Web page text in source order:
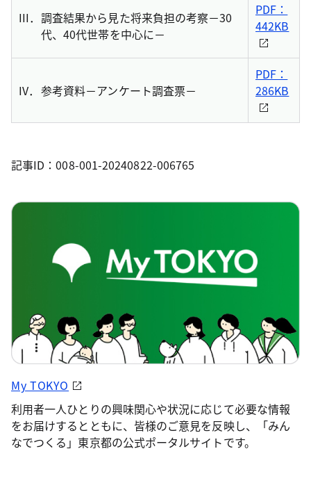
III． 調査結果から見た将来負担の考察－30
代、40代世帯を中心に－
PDF：
442KB
IV． 参考資料－アンケート調査票－
PDF：
286KB
記事ID：008-001-20240822-006765
My TOKYO
利用者一人ひとりの興味関心や状況に応じて必要な情報
をお届けするとともに、皆様のご意見を反映し、「みん
なでつくる」東京都の公式ポータルサイトです。